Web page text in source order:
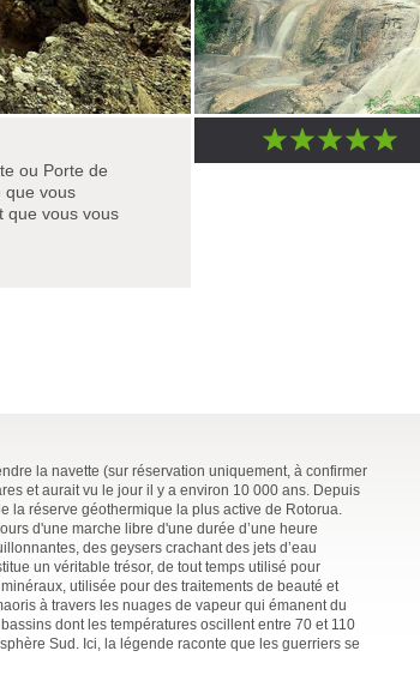
ou Porte de
que vous
que vous vous
la navette (sur réservation uniquement, à confirmer
et aurait vu le jour il y a environ 10 000 ans. Depuis
la réserve géothermique la plus active de Rotorua.
d'une marche libre d'une durée d’une heure
des geysers crachant des jets d’eau
un véritable trésor, de tout temps utilisé pour
utilisée pour des traitements de beauté et
à travers les nuages de vapeur qui émanent du
dont les températures oscillent entre 70 et 110
Sud. Ici, la légende raconte que les guerriers se